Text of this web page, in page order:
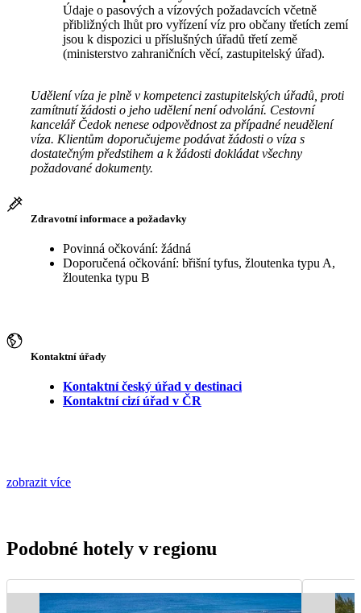
Údaje o pasových a vízových požadavcích včetně
přibližných lhůt pro vyřízení víz pro občany třetích zemí
jsou k dispozici u příslušných úřadů třetí země
(ministerstvo zahraničních věcí, zastupitelský úřad).
Udělení víza je plně v kompetenci zastupitelských úřadů, proti
zamítnutí žádosti o jeho udělení není odvolání. Cestovní
kancelář Čedok nenese odpovědnost za případné neudělení
víza. Klientům doporučujeme podávat žádosti o víza s
dostatečným předstihem a k žádosti dokládat všechny
požadované dokumenty.
Zdravotní informace a požadavky
Povinná očkování: žádná
Doporučená očkování: břišní tyfus, žloutenka typu A,
žloutenka typu B
Kontaktní úřady
Kontaktní český úřad v destinaci
Kontaktní cizí úřad v ČR
zobrazit více
Podobné hotely v regionu